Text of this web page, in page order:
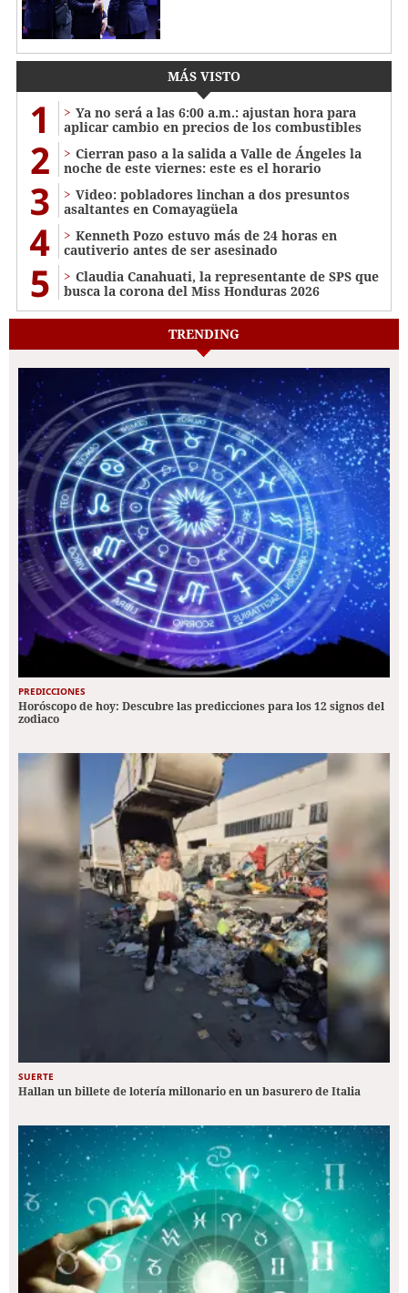
MÁS VISTO
1
Ya no será a las 6:00 a.m.: ajustan hora para
aplicar cambio en precios de los combustibles
2
Cierran paso a la salida a Valle de Ángeles la
noche de este viernes: este es el horario
3
Video: pobladores linchan a dos presuntos
asaltantes en Comayagüela
4
Kenneth Pozo estuvo más de 24 horas en
cautiverio antes de ser asesinado
5
Claudia Canahuati, la representante de SPS que
busca la corona del Miss Honduras 2026
TRENDING
PREDICCIONES
Horóscopo de hoy: Descubre las predicciones para los 12 signos del
zodiaco
SUERTE
Hallan un billete de lotería millonario en un basurero de Italia